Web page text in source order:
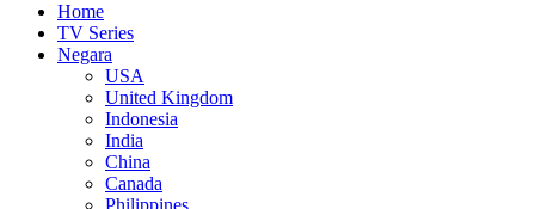
Home
TV Series
Negara
USA
United Kingdom
Indonesia
India
China
Canada
Philippines